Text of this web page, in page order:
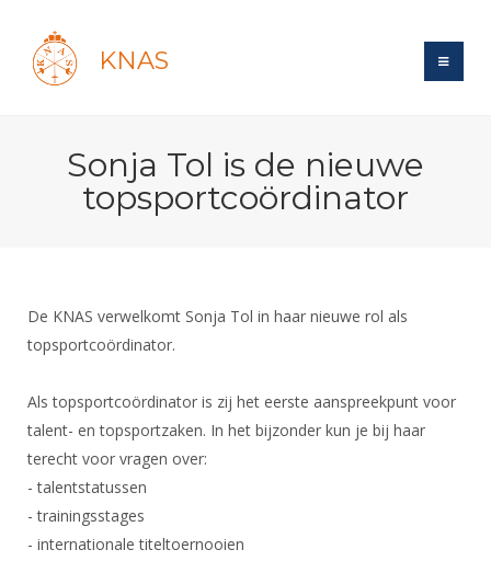
KNAS
Login
Recent posts
Forums
Evenement
Gebruiksvoorwaarden
Bond
Ledencijfers
Sponsors en Partners
Organisatie
Bestuur
Schermen
Recreatiesport
Lichtzwaardschermen
Wedstrijdsport
Ranglijsten
Wat is topsport
Nieuws
NK's
Oranje
DBT
FBT
Informatie
Spreekbeurtpakket
Ouders en vereniging
Jeugdkampen
Brassardsysteem
Forums
Schermforum
Nieuws
Zoek Vereniging
Contact
NK organiseren
Sonja Tol is de nieuwe
topsportcoördinator
De KNAS verwelkomt Sonja Tol in haar nieuwe rol als
topsportcoördinator.
Als topsportcoördinator is zij het eerste aanspreekpunt voor
talent- en topsportzaken. In het bijzonder kun je bij haar
terecht voor vragen over:
- talentstatussen
- trainingsstages
- internationale titeltoernooien